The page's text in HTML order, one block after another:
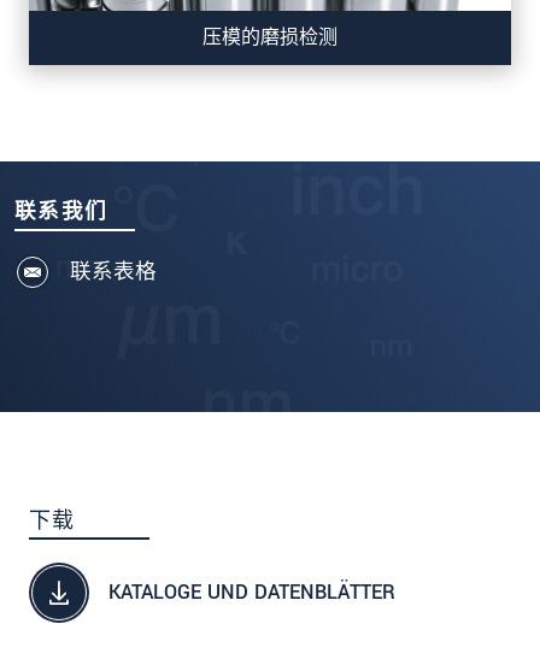
压模的磨损检测
联系我们
联系表格
下载
KATALOGE UND DATENBLÄTTER